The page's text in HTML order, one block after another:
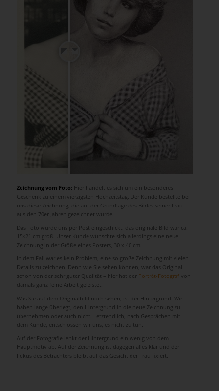
Zeichnung vom Foto: Hier handelt es sich um ein besonderes
Geschenk zu einem vierzigsten Hochzeitstag. Der Kunde bestellte bei
uns diese Zeichnung, die auf der Grundlage des Bildes seiner Frau
aus den 70er Jahren gezeichnet wurde.
Das Foto wurde uns per Post eingeschickt, das originale Bild war ca.
15×21 cm groß. Unser Kunde wünschte sich allerdings eine neue
Zeichnung in der Größe eines Posters, 30 x 40 cm.
In dem Fall war es kein Problem, eine so große Zeichnung mit vielen
Details zu zeichnen. Denn wie Sie sehen können, war das Original
schon von der sehr guter Qualität – hier hat der Porträt-Fotografvon
damals ganz feine Arbeit geleistet.
Was Sie auf dem Originalbild noch sehen, ist der Hintergrund. Wir
haben lange überlegt, den Hintergrund in die neue Zeichnung zu
übernehmen oder auch nicht. Letztendlich, nach Gesprächen mit
dem Kunde, entschlossen wir uns, es nicht zu tun.
Auf der Fotografie lenkt der Hintergrund ein wenig von dem
Hauptmotiv ab. Auf der Zeichnung ist dagegen alles klar und der
Fokus des Betrachters bleibt auf das Gesicht der Frau fixiert.